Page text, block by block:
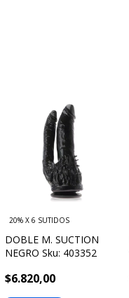
DOBLE M. SUCTION
NEGRO Sku: 403352
$6.820,00
20% X 6 SUTIDOS